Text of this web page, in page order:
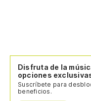
Disfruta de la
opciones
Suscríbete para
beneficios.